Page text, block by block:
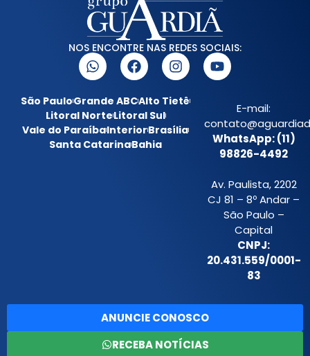
NOS ENCONTRE NAS REDES SOCIAIS:
São PauloGrande ABCAlto Tietê
Litoral NorteLitoral Sul
Vale do ParaíbaInteriorBrasília
Santa CatarinaBahia
E-mail:
WhatsApp: (11)
98826-4492
Av. Paulista, 2202
CJ 81 – 8º Andar –
São Paulo –
Capital
CNPJ:
20.431.559/0001-
83
ANUNCIE CONOSCO
RECEBA NOTÍCIAS